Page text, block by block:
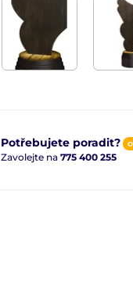
Potřebujete poradit?
Zavolejte na 775 400 255